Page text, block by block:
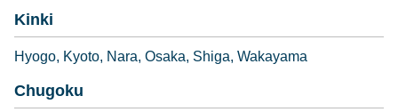
Kinki
Hyogo Kyoto Nara Osaka Shiga Wakayama
Chugoku